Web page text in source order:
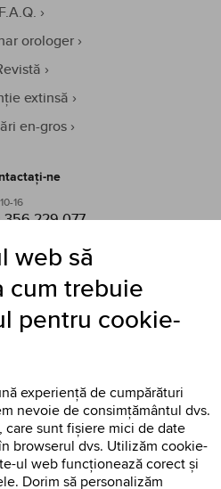
F.A.Q.
orologer
extinsă
en-gros
ne
16
356 229 077
e-mail:
ne
web să
cum trebuie
pentru cookie-
experiență de cumpărături
nevoie de consimțământul dvs.
sunt fișiere mici de date
browserul dvs. Utilizăm cookie-
ul web funcționează corect și
Dorim să personalizăm